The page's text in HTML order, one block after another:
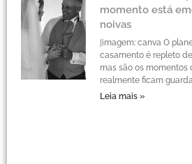
momento está
noivas
|imagem: canva O
casamento é repleto
mas são os momentos
realmente ficam
Leia mais »